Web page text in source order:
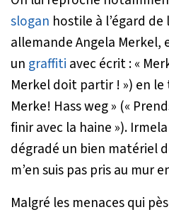
slogan hostile à l’égard
allemande Angela Merkel,
un graffiti avec écrit :«
Merkel doit partir ! ») en
Merke! Hass weg » («
finir avec la haine »).
dégradé un bien matériel
m’en suis pas pris au mur
Malgré les menaces qui